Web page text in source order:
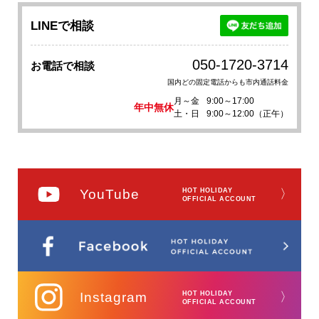
LINEで相談
お電話で相談 050-1720-3714
国内どの固定電話からも市内通話料金
年中無休
月～金
9:00～17:00
土・日
9:00～12:00（正午）
YouTube
HOT HOLIDAY
OFFICIAL ACCOUNT
〉
Instagram
HOT HOLIDAY
OFFICIAL ACCOUNT
〉